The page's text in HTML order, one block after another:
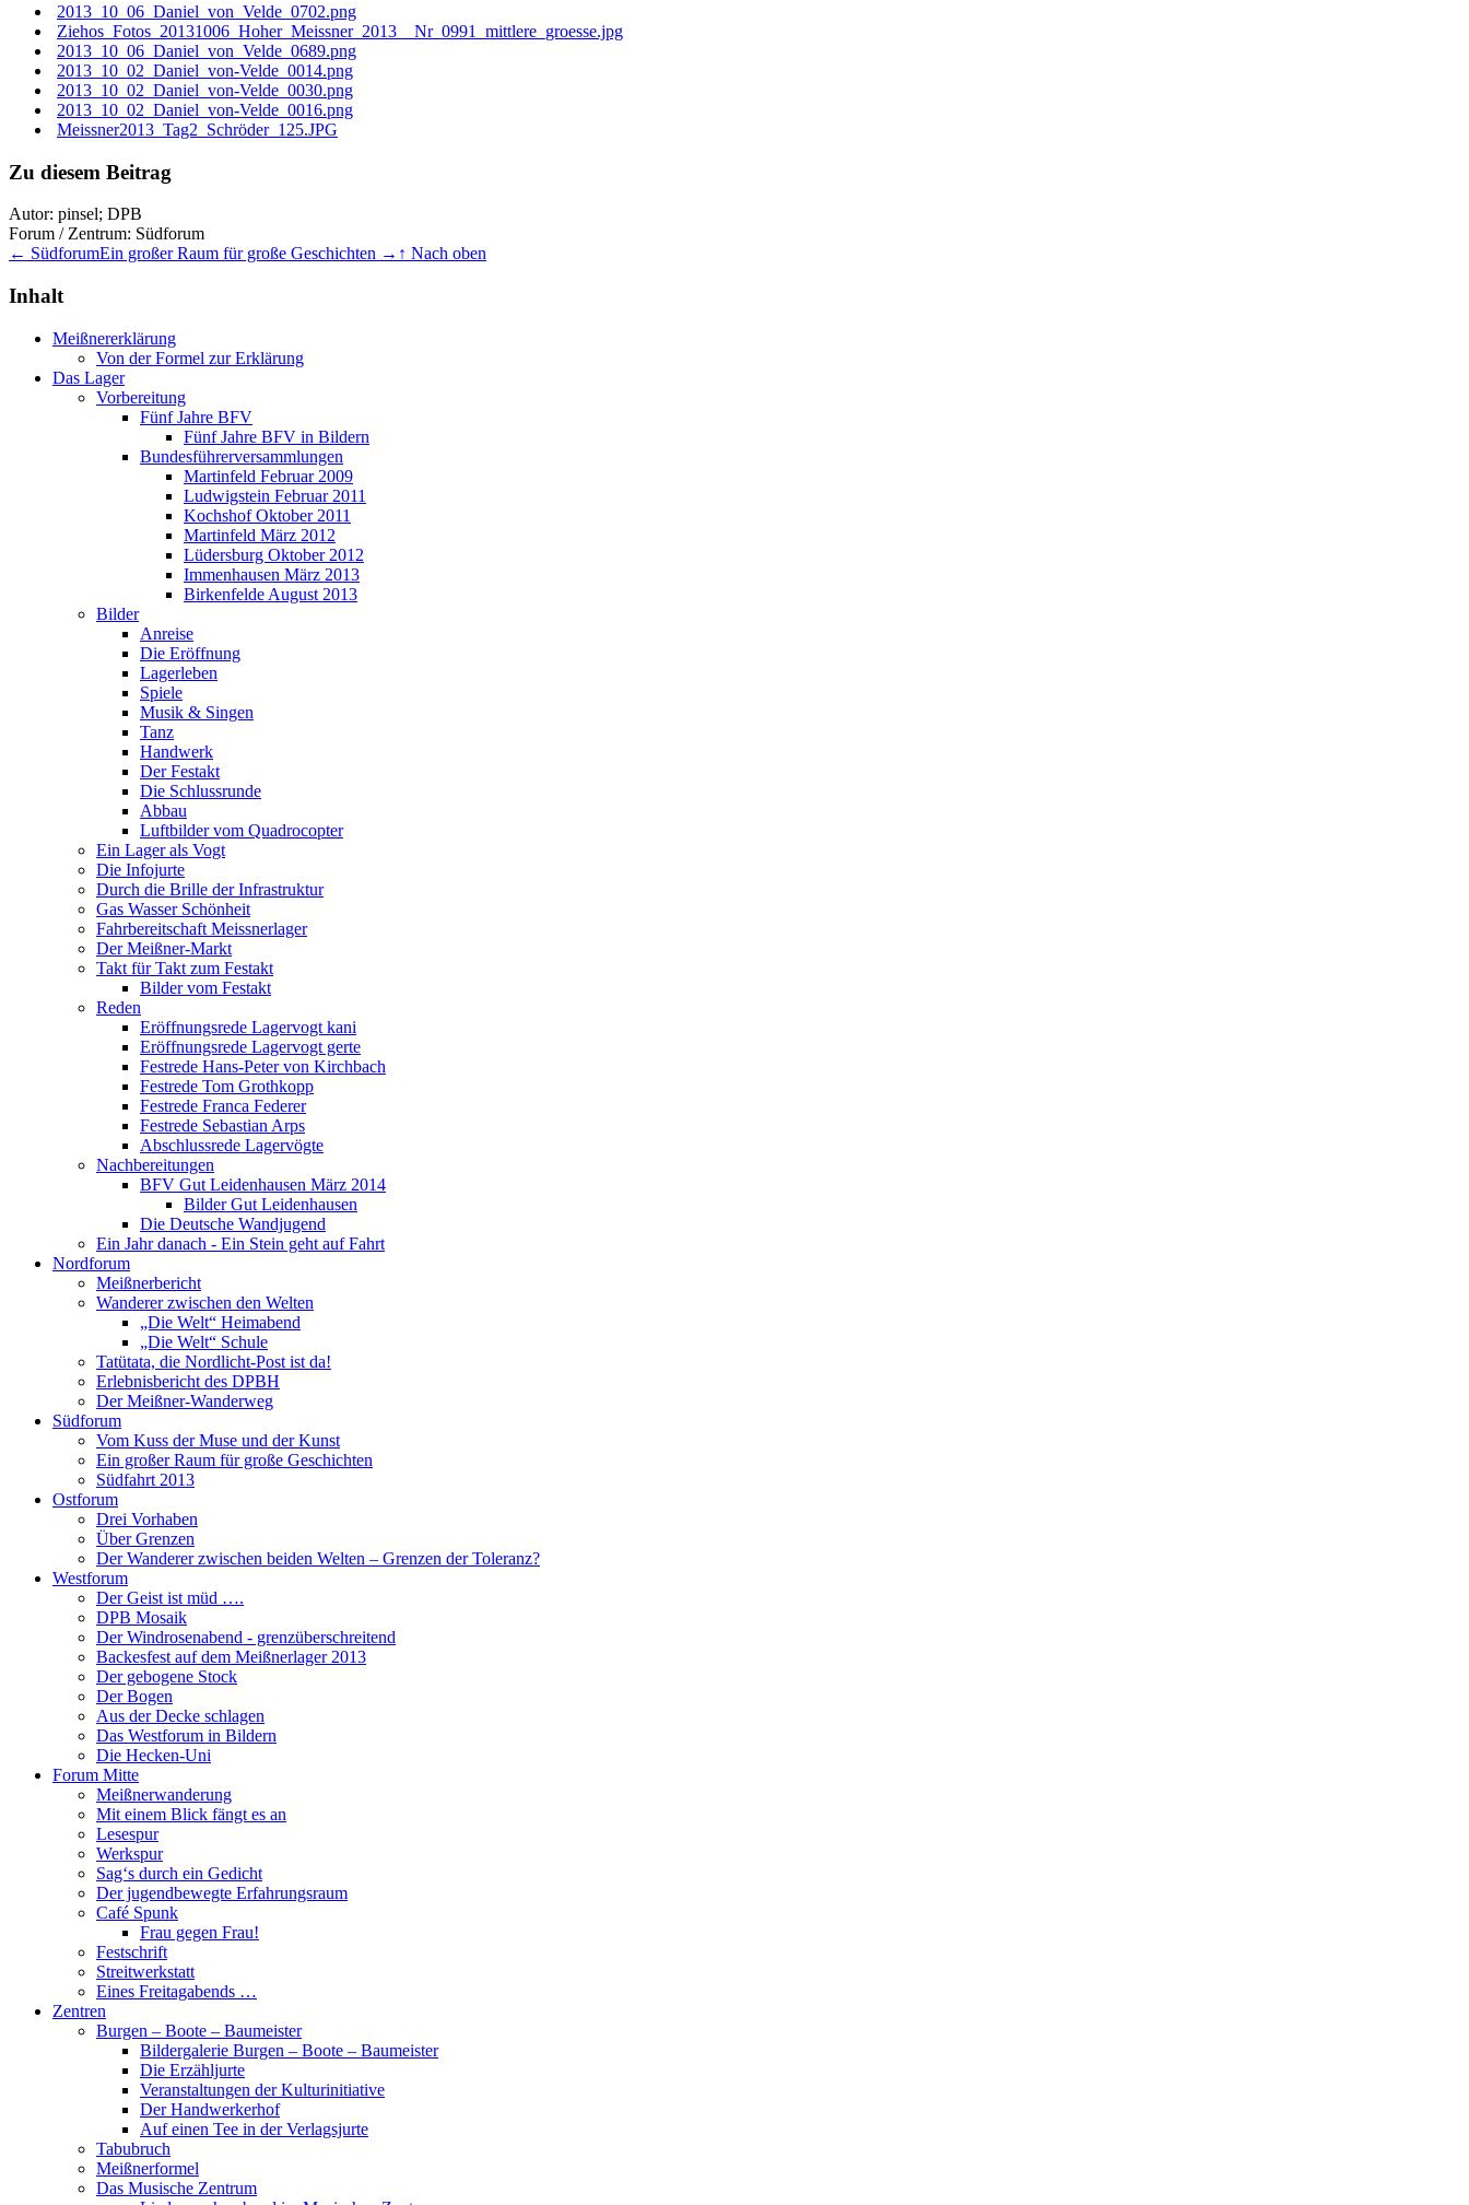
2013_10_06_Daniel_von_Velde_0702.png
Ziehos_Fotos_20131006_Hoher_Meissner_2013__Nr_0991_mittlere_groesse.jpg
2013_10_06_Daniel_von_Velde_0689.png
2013_10_02_Daniel_von-Velde_0014.png
2013_10_02_Daniel_von-Velde_0030.png
2013_10_02_Daniel_von-Velde_0016.png
Meissner2013_Tag2_Schröder_125.JPG
Zu diesem Beitrag
Autor: pinsel; DPB
Forum / Zentrum: Südforum
← SüdforumEin großer Raum für große Geschichten → ↑ Nach oben
Inhalt
Meißnererklärung
Von der Formel zur Erklärung
Das Lager
Vorbereitung
Fünf Jahre BFV
Fünf Jahre BFV in Bildern
Bundesführerversammlungen
Martinfeld Februar 2009
Ludwigstein Februar 2011
Kochshof Oktober 2011
Martinfeld März 2012
Lüdersburg Oktober 2012
Immenhausen März 2013
Birkenfelde August 2013
Bilder
Anreise
Die Eröffnung
Lagerleben
Spiele
Musik & Singen
Tanz
Handwerk
Der Festakt
Die Schlussrunde
Abbau
Luftbilder vom Quadrocopter
Ein Lager als Vogt
Die Infojurte
Durch die Brille der Infrastruktur
Gas Wasser Schönheit
Fahrbereitschaft Meissnerlager
Der Meißner-Markt
Takt für Takt zum Festakt
Bilder vom Festakt
Reden
Eröffnungsrede Lagervogt kani
Eröffnungsrede Lagervogt gerte
Festrede Hans-Peter von Kirchbach
Festrede Tom Grothkopp
Festrede Franca Federer
Festrede Sebastian Arps
Abschlussrede Lagervögte
Nachbereitungen
BFV Gut Leidenhausen März 2014
Bilder Gut Leidenhausen
Die Deutsche Wandjugend
Ein Jahr danach - Ein Stein geht auf Fahrt
Nordforum
Meißnerbericht
Wanderer zwischen den Welten
„Die Welt“ Heimabend
„Die Welt“ Schule
Tatütata, die Nordlicht-Post ist da!
Erlebnisbericht des DPBH
Der Meißner-Wanderweg
Südforum
Vom Kuss der Muse und der Kunst
Ein großer Raum für große Geschichten
Südfahrt 2013
Ostforum
Drei Vorhaben
Über Grenzen
Der Wanderer zwischen beiden Welten – Grenzen der Toleranz?
Westforum
Der Geist ist müd ….
DPB Mosaik
Der Windrosenabend - grenzüberschreitend
Backesfest auf dem Meißnerlager 2013
Der gebogene Stock
Der Bogen
Aus der Decke schlagen
Das Westforum in Bildern
Die Hecken-Uni
Forum Mitte
Meißnerwanderung
Mit einem Blick fängt es an
Lesespur
Werkspur
Sag‘s durch ein Gedicht
Der jugendbewegte Erfahrungsraum
Café Spunk
Frau gegen Frau!
Festschrift
Streitwerkstatt
Eines Freitagabends …
Zentren
Burgen – Boote – Baumeister
Bildergalerie Burgen – Boote – Baumeister
Die Erzähljurte
Veranstaltungen der Kulturinitiative
Der Handwerkerhof
Auf einen Tee in der Verlagsjurte
Tabubruch
Meißnerformel
Das Musische Zentrum